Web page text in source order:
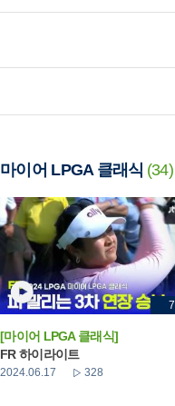
마이어 LPGA 클래식 (34)
[마이어 LPGA 클래식]
FR 하이라이트
2024.06.17 328